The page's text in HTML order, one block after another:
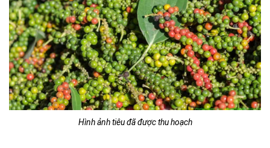
Hình ảnh tiêu đã được thu hoạch